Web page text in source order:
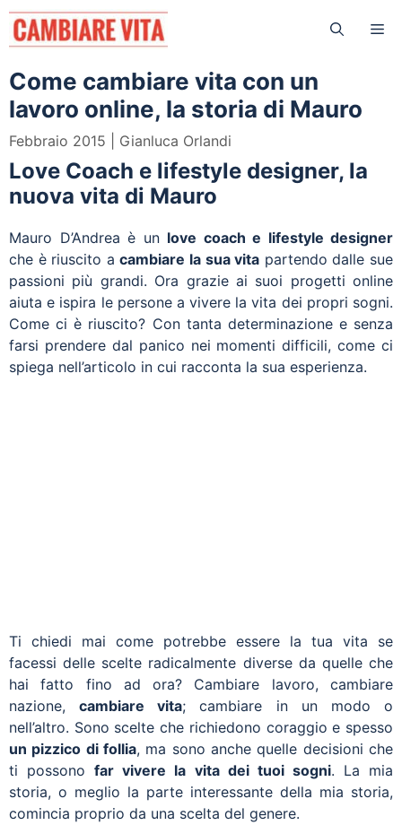
Vai
contenuto
Come cambiare vita con un
lavoro online, la storia di Mauro
Febbraio 2015 Gianluca Orlandi
Love Coach e lifestyle designer, la
nuova vita di Mauro
Mauro D’Andrea è un love coach e lifestyle designer
che è riuscito acambiare la sua vita partendo dalle sue
passioni più grandi. Ora grazie ai suoi progetti online
aiuta e ispira le persone a vivere la vita dei propri sogni.
Come ci è riuscito? Con tanta determinazione e senza
farsi prendere dal panico nei momenti difficili, come ci
spiega nell’articolo in cui racconta la sua esperienza.
Ti chiedi mai come potrebbe essere la tua vita se
facessi delle scelte radicalmente diverse da quelle che
hai fatto fino ad ora? Cambiare lavoro, cambiare
nazione,cambiare vita; cambiare in un modo o
nell’altro. Sono scelte che richiedono coraggio e spesso
un pizzico di follia, ma sono anche quelle decisioni che
ti possonofar vivere la vita dei tuoi sogni. La mia
storia, o meglio la parte interessante della mia storia,
comincia proprio da una scelta del genere.